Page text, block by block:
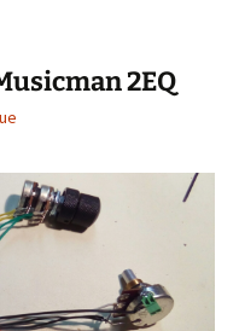
2EQ